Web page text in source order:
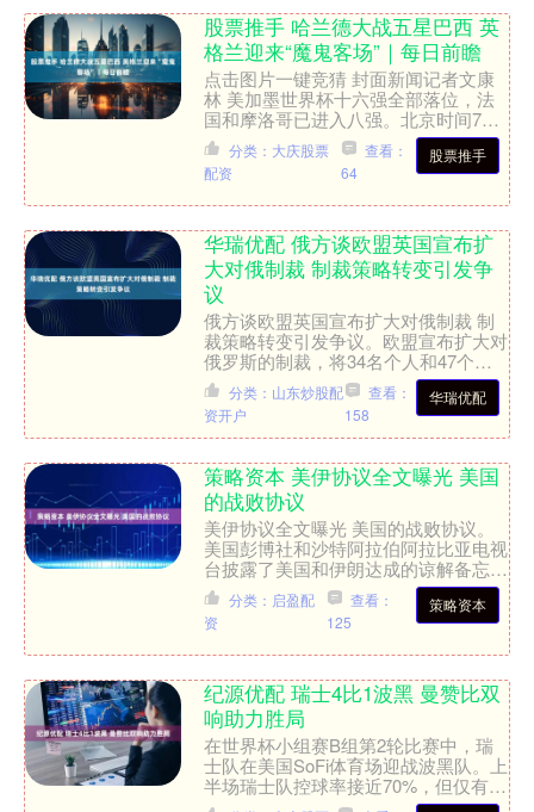
股票推手 哈兰德大战五星巴西 英
格兰迎来“魔鬼客场”｜每日前瞻
点击图片一键竞猜 封面新闻记者文康
林 美加墨世界杯十六强全部落位，法
国和摩洛哥已进入八强。北京时间7月
6日凌晨和上午，两场八分之一决赛即
将上演：五星巴西将迎战他....股票推手
分类：大庆股票
配资
查看：
64
华瑞优配 俄方谈欧盟英国宣布扩
大对俄制裁 制裁策略转变引发争
议
俄方谈欧盟英国宣布扩大对俄制裁 制
裁策略转变引发争议。欧盟宣布扩大对
俄罗斯的制裁，将34名个人和47个组
织列入限制名单。新增的81个制裁对
象涵盖俄罗斯军工综合体....
华瑞优配
分类：山东炒股配
资开户
查看：
158
策略资本 美伊协议全文曝光 美国
的战败协议
美伊协议全文曝光 美国的战败协议。
美国彭博社和沙特阿拉伯阿拉比亚电视
台披露了美国和伊朗达成的谅解备忘录
的14点内容。如果这些内容真实且完
整，这份协议可以被视为美....策略资本
分类：启盈配
资
查看：
125
纪源优配 瑞士4比1波黑 曼赞比双
响助力胜局
在世界杯小组赛B组第2轮比赛中，瑞
士队在美国SoFi体育场迎战波黑队。上
半场瑞士队控球率接近70%，但仅有一
次射正机会，而波黑队则有一次射正，